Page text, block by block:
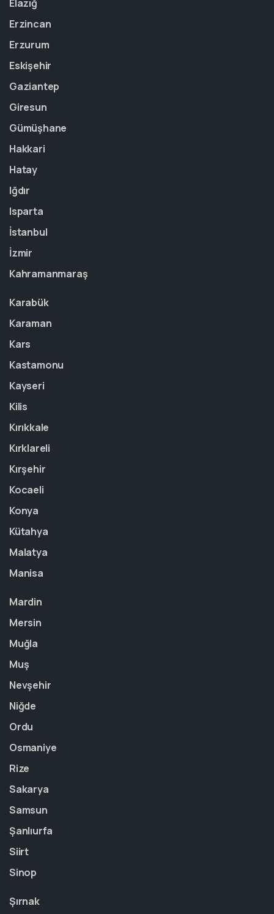
Elazığ
Erzincan
Erzurum
Eskişehir
Gaziantep
Giresun
Gümüşhane
Hakkari
Hatay
Iğdır
Isparta
İstanbul
İzmir
Kahramanmaraş
Karabük
Karaman
Kars
Kastamonu
Kayseri
Kilis
Kırıkkale
Kırklareli
Kırşehir
Kocaeli
Konya
Kütahya
Malatya
Manisa
Mardin
Mersin
Muğla
Muş
Nevşehir
Niğde
Ordu
Osmaniye
Rize
Sakarya
Samsun
Şanlıurfa
Siirt
Sinop
Şırnak